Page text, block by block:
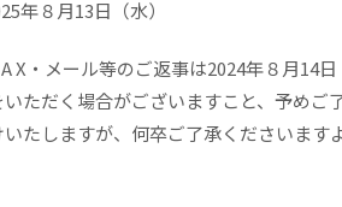
年８月13日（水）
X・メール等のご返事は2024年８月14
ただく場合がございますこと、予めご
たしますが、何卒ご了承くださいます